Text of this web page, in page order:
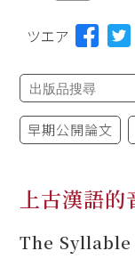
ツエア
早期公開論文
上古漢語
The